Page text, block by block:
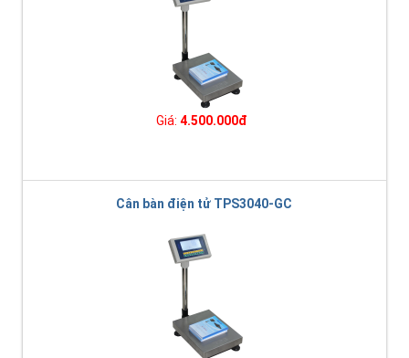
Giá: 4.500.000đ
Cân bàn điện tử TPS3040-GC